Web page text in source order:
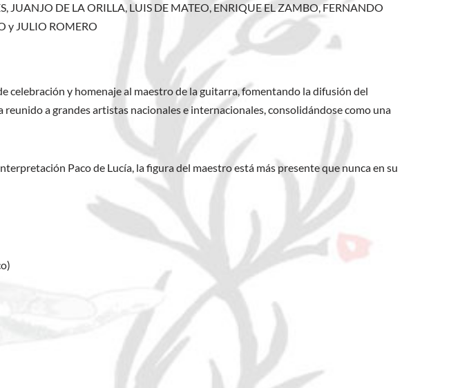
JUANJO DE LA ORILLA, LUIS DE MATEO, ENRIQUE EL ZAMBO, FERNANDO
y JULIO ROMERO
celebración y homenaje al maestro de la guitarra, fomentando la difusión del
a grandes artistas nacionales e internacionales, consolidándose como una
Paco de Lucía, la figura del maestro está más presente que nunca en su